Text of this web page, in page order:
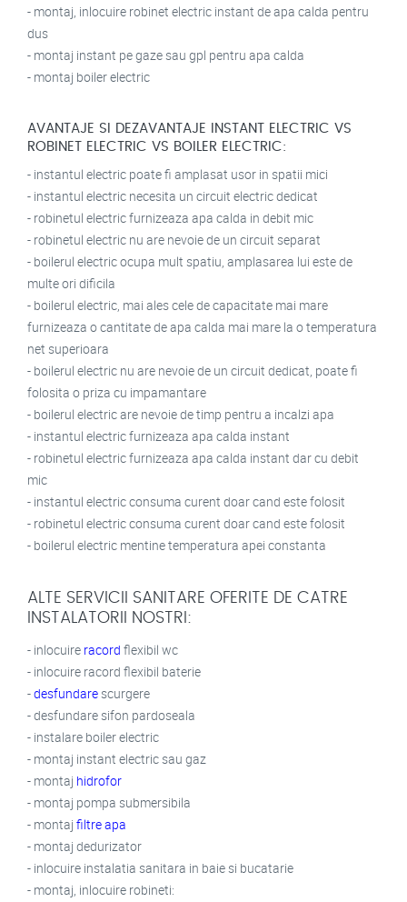
- montaj, inlocuire robinet electric instant de apa calda pentru
dus
- montaj instant pe gaze sau gpl pentru apa calda
- montaj boiler electric
AVANTAJE SI DEZAVANTAJE INSTANT ELECTRIC VS
ROBINET ELECTRIC VS BOILER ELECTRIC:
- instantul electric poate fi amplasat usor in spatii mici
- instantul electric necesita un circuit electric dedicat
- robinetul electric furnizeaza apa calda in debit mic
- robinetul electric nu are nevoie de un circuit separat
- boilerul electric ocupa mult spatiu, amplasarea lui este de
multe ori dificila
- boilerul electric, mai ales cele de capacitate mai mare
furnizeaza o cantitate de apa calda mai mare la o temperatura
net superioara
- boilerul electric nu are nevoie de un circuit dedicat, poate fi
folosita o priza cu impamantare
- boilerul electric are nevoie de timp pentru a incalzi apa
- instantul electric furnizeaza apa calda instant
- robinetul electric furnizeaza apa calda instant dar cu debit
mic
- instantul electric consuma curent doar cand este folosit
- robinetul electric consuma curent doar cand este folosit
- boilerul electric mentine temperatura apei constanta
ALTE SERVICII SANITARE OFERITE DE CATRE
INSTALATORII NOSTRI:
- inlocuire racord flexibil wc
- inlocuire racord flexibil baterie
-desfundarescurgere
- desfundare sifon pardoseala
- instalare boiler electric
- montaj instant electric sau gaz
- montaj hidrofor
- montaj pompa submersibila
- montaj filtre apa
- montaj dedurizator
- inlocuire instalatia sanitara in baie si bucatarie
- montaj, inlocuire robineti: